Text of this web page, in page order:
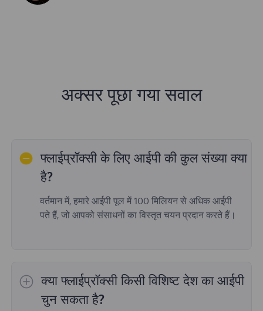
अक्सर पूछा गया सवाल
फ्लाईप्रॉक्सी के लिए आईपी की कुल संख्या क्या
है?
वर्तमान में, हमारे आईपी पूल में 100 मिलियन से अधिक आईपी
पते हैं, जो आपको संसाधनों का विस्तृत चयन प्रदान करते हैं।
क्या फ्लाईप्रॉक्सी किसी विशिष्ट देश का आईपी
चुन सकता है?